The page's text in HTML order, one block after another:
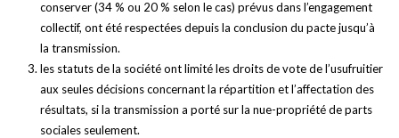
conserver (34 % ou 20 % selon le cas) prévus dans l’engagement
collectif, ont été respectées depuis la conclusion du pacte jusqu’à
la transmission.
les statuts de la société ont limité les droits de vote de l’usufruitier
aux seules décisions concernant la répartition et l’affectation des
résultats, si la transmission a porté sur la nue-propriété de parts
sociales seulement.